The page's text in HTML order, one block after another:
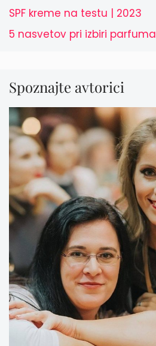
SPF kreme na testu | 2023
5 nasvetov pri izbiri parfuma
Spoznajte avtorici